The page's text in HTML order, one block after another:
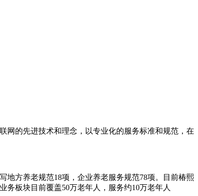
网的先进技术和理念，以专业化的服务标准和规范，在
地方养老规范18项，企业养老服务规范78项。目前椿熙
务板块目前覆盖50万老年人，服务约10万老年人